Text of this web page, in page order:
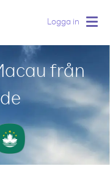
Logga in
från